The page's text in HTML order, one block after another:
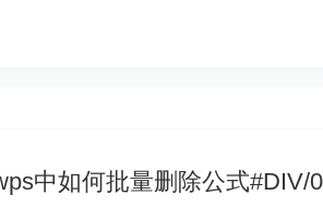
中如何批量删除公式#DIV/